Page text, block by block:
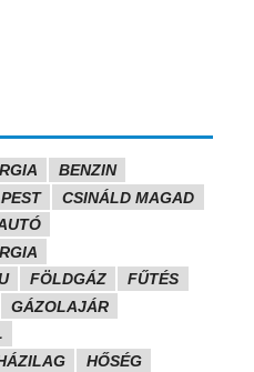
BENZIN
CSINÁLD MAGAD
FÖLDGÁZ
FŰTÉS
GÁZOLAJÁR
HŐSÉG